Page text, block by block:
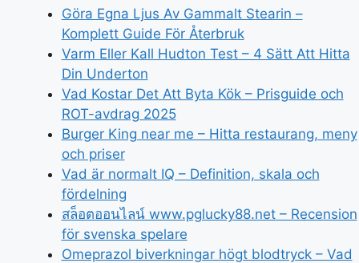
Göra Egna Ljus Av Gammalt Stearin –
Komplett Guide För Återbruk
Varm Eller Kall Hudton Test – 4 Sätt Att Hitta
Din Underton
Vad Kostar Det Att Byta Kök – Prisguide och
ROT-avdrag 2025
Burger King near me – Hitta restaurang, meny
och priser
Vad är normalt IQ – Definition, skala och
fördelning
สล็อตออนไลน์ www.pglucky88.net – Recension
för svenska spelare
Omeprazol biverkningar högt blodtryck – Vad